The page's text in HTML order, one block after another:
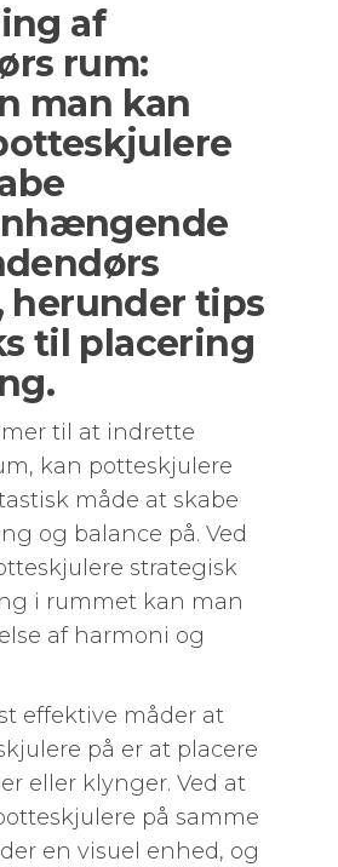
af
rum:
man kan
herunder tips
til placering
til at indrette
kan potteskjulere
måde at skabe
og balance på. Ved
strategisk
i rummet kan man
af harmoni og
effektive måder at
på er at placere
eller klynger. Ved at
på samme
en visuel enhed, og